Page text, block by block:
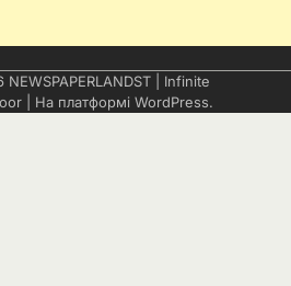
NEWSPAPERLANDST | Infinite
| На платформі WordPress.